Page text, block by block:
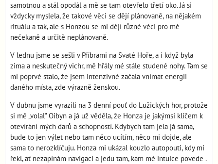
samotnou a stál opodál a mě se tam otevřelo třetí oko. Já si
vždycky myslela, že takové věci se dějí plánovaně, na nějakém
rituálu a tak, ale s Honzou se mi dějí různé věci pro mě
nečekaně a určitě neplánovaně.
V lednu jsme se sešli v Příbrami na Svaté Hoře, a i když byla
zima a neskutečný vichr, mě hřály mé stále studené nohy. Tam se
mi poprvé stalo, že jsem intenzivně začala vnímat energii
daného místa, zde výrazně ženskou.
V dubnu jsme vyrazili na 3 denní pouť do Lužických hor, protože
si mě „volal" Oibyn a já už věděla, že Honza je jakýmsi klíčem k
otevírání mých darů a schopností. Kdybych tam jela já sama,
bude to jen výlet nebo tam něco ucítím, něco mi dojde, ale
sama to nerozklíčuju. Honza mi ukázal kouzlo autopouti, kdy mi
řekl, ať nezapínám navigaci a jedu tam, kam mě intuice povede .